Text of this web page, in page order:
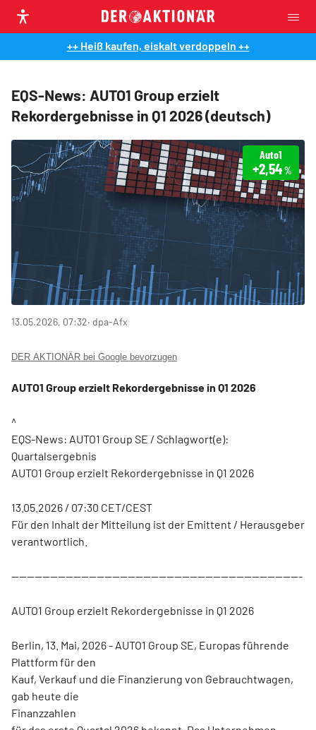
++ Heiß kaufen, eiskalt verdoppeln ++
EQS-News: AUTO1 Group erzielt
Rekordergebnisse in Q1 2026 (deutsch)
Auto1
+2,54%
13.05.2026, 07:32‧ dpa-Afx
DER AKTIONÄR bei Google bevorzugen
AUTO1 Group erzielt Rekordergebnisse in Q1 2026
^
EQS-News: AUTO1 Group SE / Schlagwort(e):
Quartalsergebnis
AUTO1 Group erzielt Rekordergebnisse in Q1 2026
13.05.2026 / 07:30 CET/CEST
Für den Inhalt der Mitteilung ist der Emittent / Herausgeber
verantwortlich.
---------------------------------------------------------------------------
AUTO1 Group erzielt Rekordergebnisse in Q1 2026
Berlin, 13. Mai, 2026 - AUTO1 Group SE, Europas führende
Plattform für den
Kauf, Verkauf und die Finanzierung von Gebrauchtwagen,
gab heute die
Finanzzahlen